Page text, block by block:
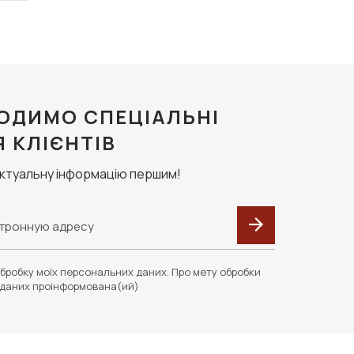
СПЕЦІАЛЬНІ
КЛІЄНТІВ
інформацію першим!
моїх персональних даних. Про мету обробки
проінформована(ий)